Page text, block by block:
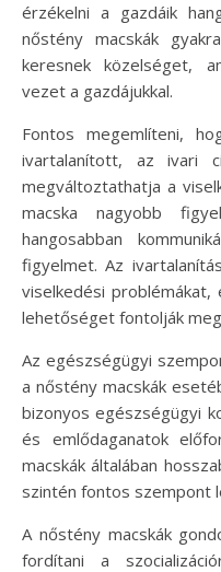
érzékelni a gazdáik
nőstény macskák
keresnek közelséget,
vezet a gazdájukkal.
Fontos megemlíteni,
ivartalanított, az ivari
megváltoztathatja a
macska nagyobb
hangosabban
figyelmet. Az
viselkedési
lehetőséget fontolják
Az egészségügyi
a nőstény macskák
bizonyos egészségügyi
és emlődaganatok
macskák általában
szintén fontos szempont
A nőstény macskák
fordítani a